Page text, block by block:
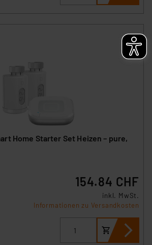
Home Starter Set Heizen – pure,
154.84 CHF
inkl. MwSt.
Informationen zu Versandkosten